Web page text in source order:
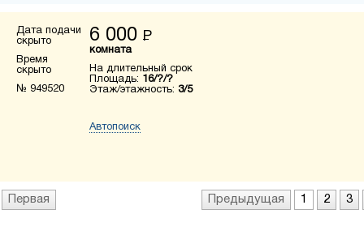
Дата подачи
скрыто
Время
скрыто
№ 949520
6 000 Р
комната
На длительный срок
Площадь: 16/?/?
Этаж/этажность: 3/5
Автопоиск
Первая Предыдущая 1 2 3